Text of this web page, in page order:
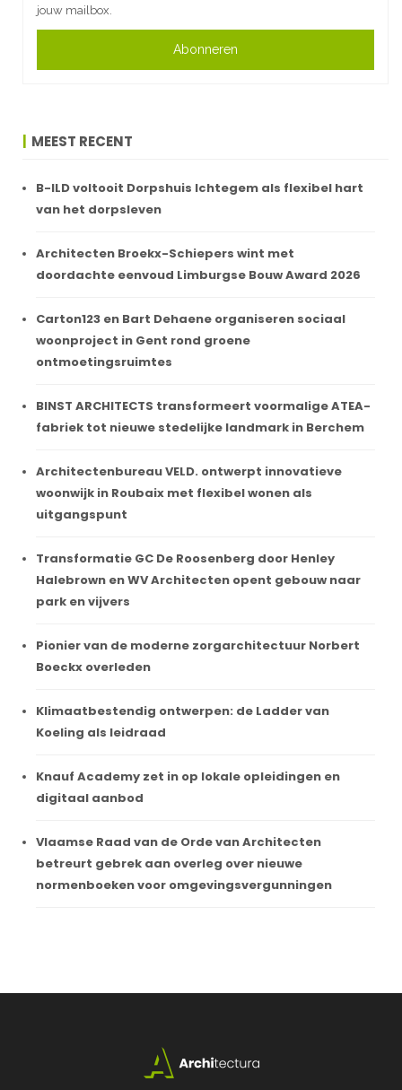
jouw mailbox.
Abonneren
MEEST RECENT
B-ILD voltooit Dorpshuis Ichtegem als flexibel hart
van het dorpsleven
Architecten Broekx-Schiepers wint met
doordachte eenvoud Limburgse Bouw Award 2026
Carton123 en Bart Dehaene organiseren sociaal
woonproject in Gent rond groene
ontmoetingsruimtes
BINST ARCHITECTS transformeert voormalige ATEA-
fabriek tot nieuwe stedelijke landmark in Berchem
Architectenbureau VELD. ontwerpt innovatieve
woonwijk in Roubaix met flexibel wonen als
uitgangspunt
Transformatie GC De Roosenberg door Henley
Halebrown en WV Architecten opent gebouw naar
park en vijvers
Pionier van de moderne zorgarchitectuur Norbert
Boeckx overleden
Klimaatbestendig ontwerpen: de Ladder van
Koeling als leidraad
Knauf Academy zet in op lokale opleidingen en
digitaal aanbod
Vlaamse Raad van de Orde van Architecten
betreurt gebrek aan overleg over nieuwe
normenboeken voor omgevingsvergunningen